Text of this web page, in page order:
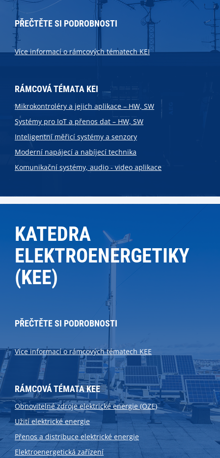
PŘEČTĚTE SI PODROBNOSTI
Více informací o rámcových tématech KEI
RÁMCOVÁ TÉMATA KEI
Mikrokontroléry a jejich aplikace – HW, SW
Systémy pro IoT a přenos dat – HW, SW
Inteligentní měřicí systémy a senzory
Moderní napájecí a nabíjecí technika
Komunikační systémy, audio - video aplikace
KATEDRA
ELEKTROENERGETIKY
(KEE)
PŘEČTĚTE SI PODROBNOSTI
Více informací o rámcových tématech KEE
RÁMCOVÁ TÉMATA KEE
Obnovitelné zdroje elektrické energie (OZE)
Užití elektrické energie
Přenos a distribuce elektrické energie
Elektroenergetická zařízení